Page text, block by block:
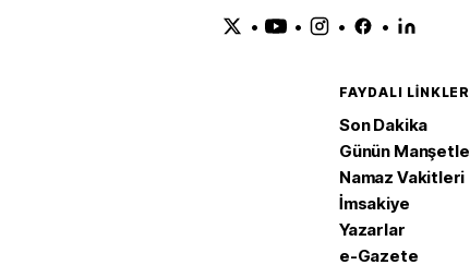
• • • •
FAYDALI LINKLER
Son Dakika
Günün
Namaz Vakitleri
İmsakiye
Yazarlar
e-Gazete